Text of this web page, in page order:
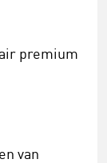
premium
van